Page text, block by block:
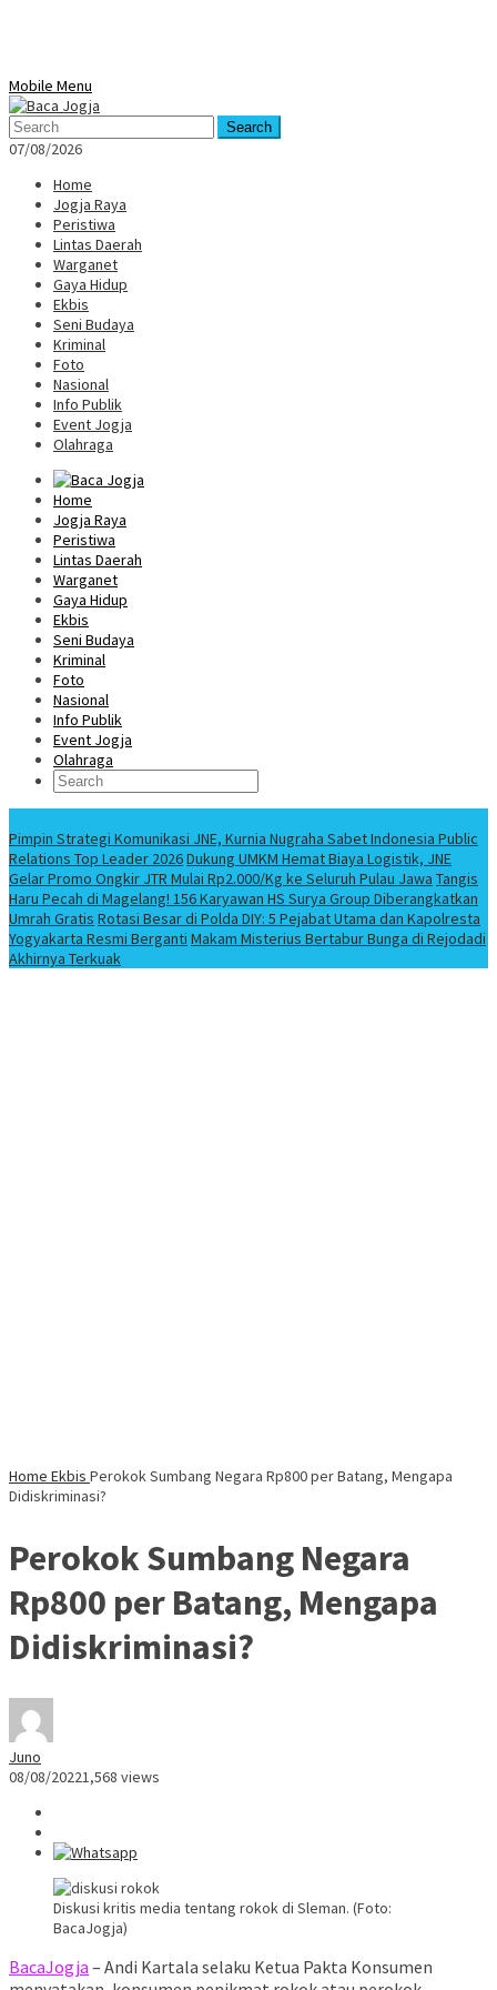
Mobile Menu
Search
07/08/2026
Home
Jogja Raya
Peristiwa
Lintas Daerah
Warganet
Gaya Hidup
Ekbis
Seni Budaya
Kriminal
Foto
Nasional
Info Publik
Event Jogja
Olahraga
Home
Jogja Raya
Peristiwa
Lintas Daerah
Warganet
Gaya Hidup
Ekbis
Seni Budaya
Kriminal
Foto
Nasional
Info Publik
Event Jogja
Olahraga
Pimpin Strategi Komunikasi JNE, Kurnia Nugraha Sabet Indonesia Public
Relations Top Leader 2026Dukung UMKM Hemat Biaya Logistik, JNE
Gelar Promo Ongkir JTR Mulai Rp2.000/Kg ke Seluruh Pulau Jawa Tangis
Haru Pecah di Magelang! 156 Karyawan HS Surya Group Diberangkatkan
Umrah Gratis Rotasi Besar di Polda DIY: 5 Pejabat Utama dan Kapolresta
Yogyakarta Resmi Berganti Makam Misterius Bertabur Bunga di Rejodadi
Akhirnya Terkuak
Home Ekbis Perokok Sumbang Negara Rp800 per Batang, Mengapa
Didiskriminasi?
Perokok Sumbang Negara
Rp800 per Batang, Mengapa
Didiskriminasi?
Juno
08/08/20221,568 views
Diskusi kritis media tentang rokok di Sleman. (Foto:
BacaJogja)
BacaJogja – Andi Kartala selaku Ketua Pakta Konsumen